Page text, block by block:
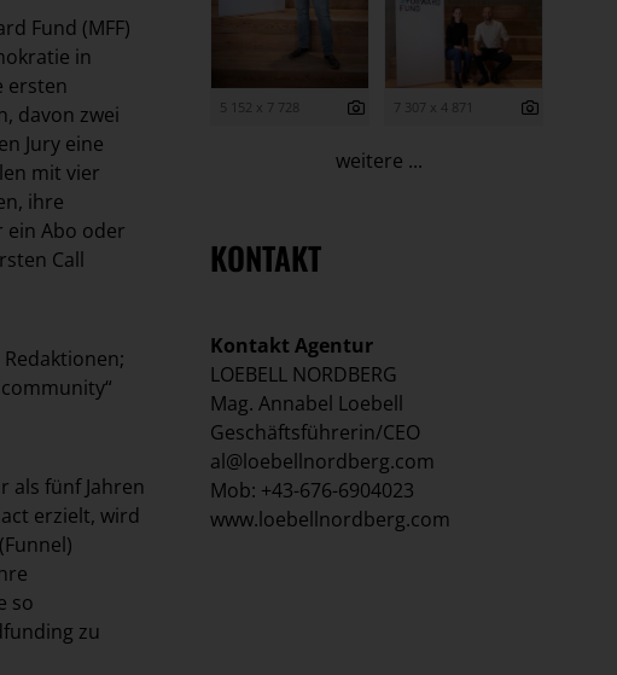
Fund (MFF)
in
ersten
davon zwei
Jury eine
mit vier
ihre
Abo oder
Call
als fünf Jahren
erzielt, wird
so
zu
5 152 x 7 728 7 307 x 4 871
weitere ...
KONTAKT
Kontakt Agentur
LOEBELL NORDBERG
Mag. Annabel Loebell
Geschäftsführerin/CEO
al@loebellnordberg.com
Mob: +43-676-6904023
www.loebellnordberg.com